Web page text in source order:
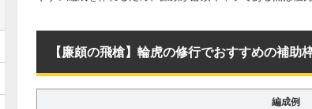
【廉頗の飛槍】輪虎の修行でおすすめの補助
編成例